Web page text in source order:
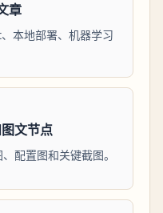
章
本地部署、机器学习
文节点
配置图和关键截图。